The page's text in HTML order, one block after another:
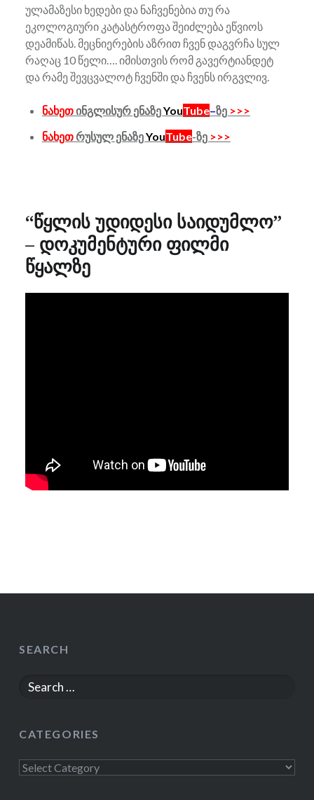
ულამაზესი ხედები და ნაჩვენებია თუ რა
ეკოლოგიური კატასტროფა შეიძლება ეწვიოს
დეამიწას. მეცნიერების აზრით ჩვენ დაგვრჩა სულ
რაღაც 10 წელი…. იმისთვის რომ გავერტიანდეტ
და რამე შევცვალოტ ჩვენში და ჩვენს ირგვლივ.
ნახეთინგლისურ ენაზეYouTube–ზე >>>
ნახეთრუსულ ენაზეYouTube-ზე >>>
“წყლის უდიდესი საიდუმლო”
– დოკუმენტური ფილმი
წყალზე
SEARCH
Search
CATEGORIES
Categories